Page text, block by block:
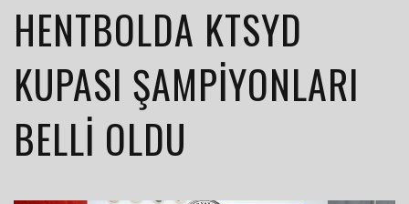
HENTBOLDA KTSYD
KUPASI ŞAMPIYONLARI
BELLI OLDU